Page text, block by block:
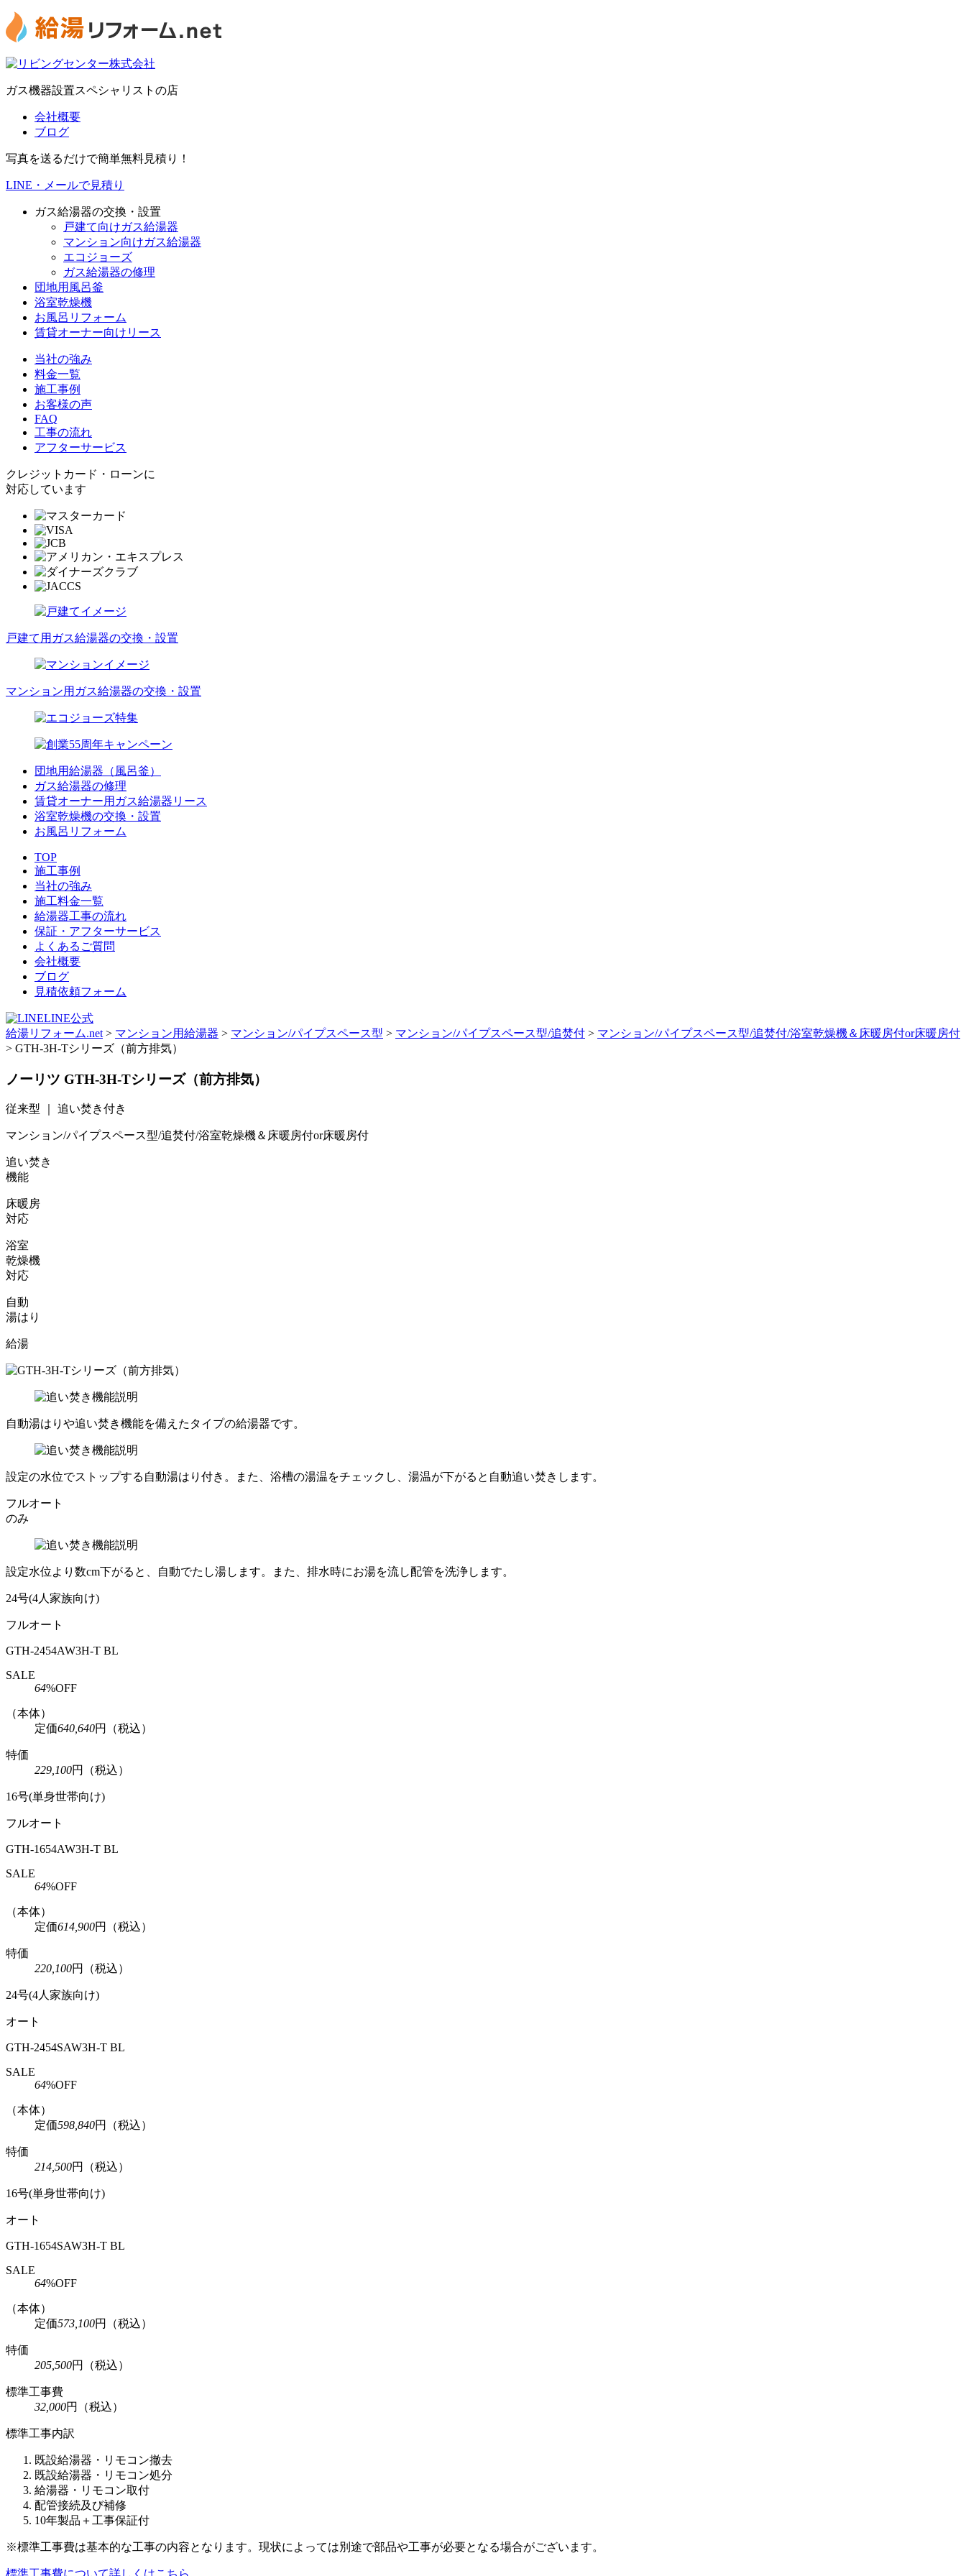
ガス機器設置スペシャリストの店
会社概要
ブログ
写真を送るだけで簡単無料見積り！
LINE・メールで見積り
ガス給湯器の交換・設置
戸建て向けガス給湯器
マンション向けガス給湯器
エコジョーズ
ガス給湯器の修理
団地用風呂釜
浴室乾燥機
お風呂リフォーム
賃貸オーナー向けリース
当社の強み
料金一覧
施工事例
お客様の声
FAQ
工事の流れ
アフターサービス
クレジットカード・ローンに
対応しています
戸建て用ガス給湯器の交換・設置
マンション用ガス給湯器の交換・設置
団地用給湯器（風呂釜）
ガス給湯器の修理
賃貸オーナー用ガス給湯器リース
浴室乾燥機の交換・設置
お風呂リフォーム
TOP
施工事例
当社の強み
施工料金一覧
給湯器工事の流れ
保証・アフターサービス
よくあるご質問
会社概要
ブログ
見積依頼フォーム
LINE公式
給湯リフォーム.net > マンション用給湯器 > マンション/パイプスペース型 > マンション/パイプスペース型/追焚付 > マンション/パイプスペース型/追焚付/浴室乾燥機＆床暖房付or床暖房付
> GTH-3H-Tシリーズ（前方排気）
ノーリツ GTH-3H-Tシリーズ（前方排気）
従来型 ｜ 追い焚き付き
マンション/パイプスペース型/追焚付/浴室乾燥機＆床暖房付or床暖房付
追い焚き
機能
床暖房
対応
浴室
乾燥機
対応
自動
湯はり
給湯
自動湯はりや追い焚き機能を備えたタイプの給湯器です。
設定の水位でストップする自動湯はり付き。また、浴槽の湯温をチェックし、湯温が下がると自動追い焚きします。
フルオート
のみ
設定水位より数cm下がると、自動でたし湯します。また、排水時にお湯を流し配管を洗浄します。
24号(4人家族向け)
フルオート
GTH-2454AW3H-T BL
SALE
64%OFF
（本体）
定価640,640円 （税込）
特価
229,100円 （税込）
16号(単身世帯向け)
フルオート
GTH-1654AW3H-T BL
SALE
64%OFF
（本体）
定価614,900円 （税込）
特価
220,100円 （税込）
24号(4人家族向け)
オート
GTH-2454SAW3H-T BL
SALE
64%OFF
（本体）
定価598,840円 （税込）
特価
214,500円 （税込）
16号(単身世帯向け)
オート
GTH-1654SAW3H-T BL
SALE
64%OFF
（本体）
定価573,100円 （税込）
特価
205,500円 （税込）
標準工事費
32,000円 （税込）
標準工事内訳
既設給湯器・リモコン撤去
既設給湯器・リモコン処分
給湯器・リモコン取付
配管接続及び補修
10年製品＋工事保証付
※標準工事費は基本的な工事の内容となります。現状によっては別途で部品や工事が必要となる場合がございます。